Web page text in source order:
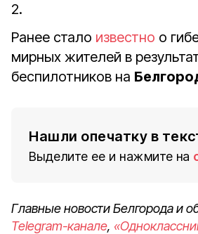
2.
Ранее стало известно о
мирных жителей в
беспилотников на
Нашли опечатку в
Выделите ее и нажмите на
Главные новости Белгорода и
Telegram-канале,